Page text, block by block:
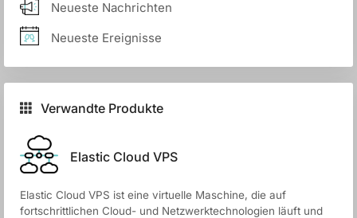
Neueste Nachrichten
Neueste Ereignisse
Verwandte Produkte
Elastic Cloud VPS
Elastic Cloud VPS ist eine virtuelle Maschine, die auf
fortschrittlichen Cloud- und Netzwerktechnologien läuft und